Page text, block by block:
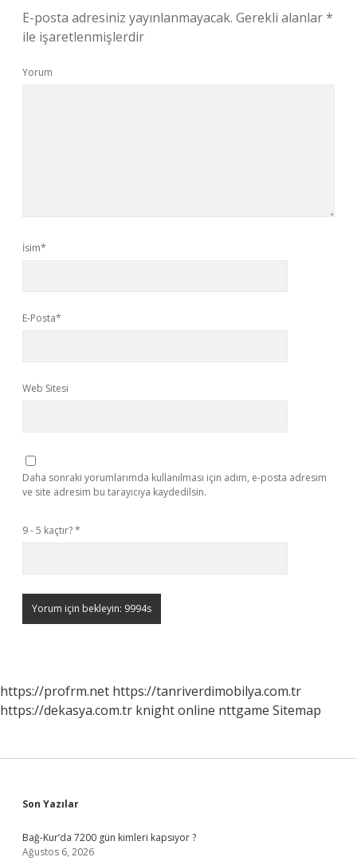
E-posta adresiniz yayınlanmayacak. Gerekli alanlar*
ile işaretlenmişlerdir
Yorum
İsim*
E-Posta*
Web Sitesi
Daha sonraki yorumlarımda kullanılması için adım, e-posta adresim
ve site adresim bu tarayıcıya kaydedilsin.
9 - 5 kaçtır?*
https://profrm.net https://tanriverdimobilya.com.tr
https://dekasya.com.tr knight online nttgame Sitemap
Sidebar
Son Yazılar
Bağ-Kur’da 7200 gün kimleri kapsıyor ?
Ağustos 6, 2026